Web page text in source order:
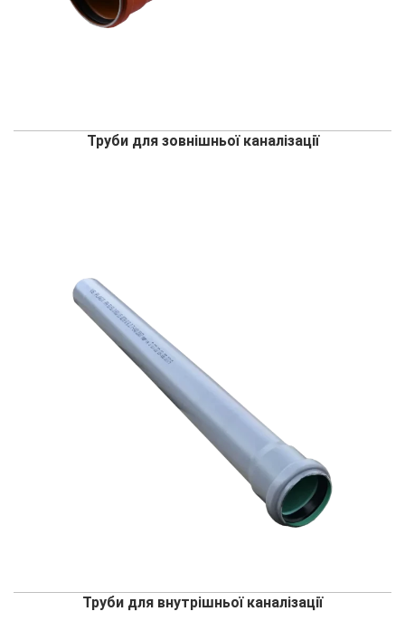
Труби для зовнішньої каналізації
Труби для внутрішньої каналізації